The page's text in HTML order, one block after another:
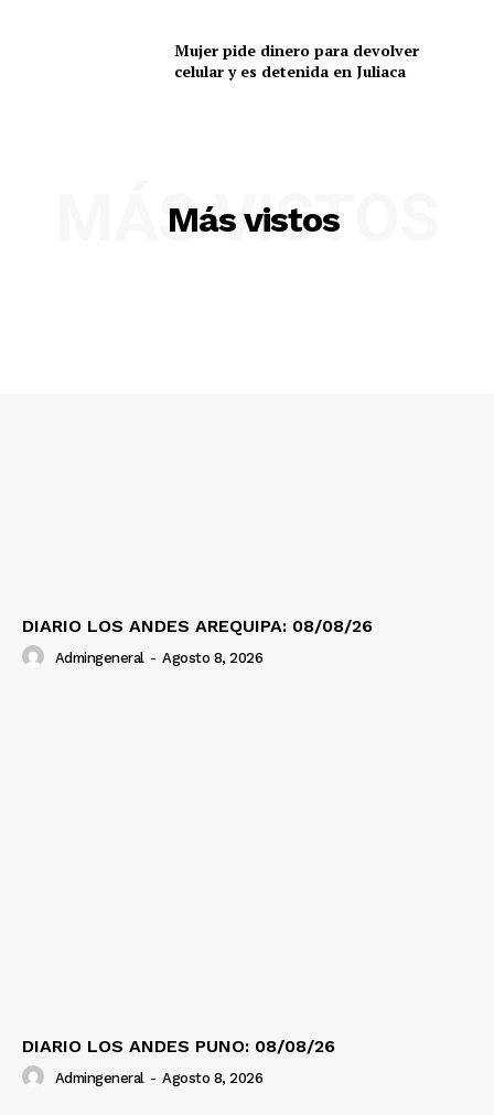
Nosotros
Contacto
Mujer pide dinero para devolver
celular y es detenida en Juliaca
Más vistos
MÁS VISTOS
DIARIO LOS ANDES AREQUIPA: 08/08/26
Admingeneral - Agosto 8, 2026
DIARIO LOS ANDES PUNO: 08/08/26
Admingeneral - Agosto 8, 2026